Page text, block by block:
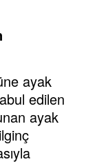
ayak
edilen
ayak